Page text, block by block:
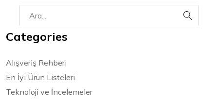
Categories
Alışveriş Rehberi
En İyi Ürün Listeleri
Teknoloji ve İncelemeler